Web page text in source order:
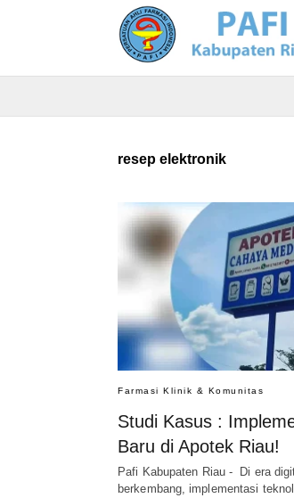
resep elektronik
Farmasi Klinik & Komunitas
Studi Kasus :
Baru di Apotek Riau!
Pafi Kabupaten Riau - Di era
berkembang, implementasi